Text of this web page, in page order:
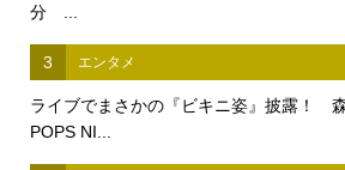
分 ...
3 エンタメ
ライブでまさかの『ビキニ姿』披露！
POPS NI...